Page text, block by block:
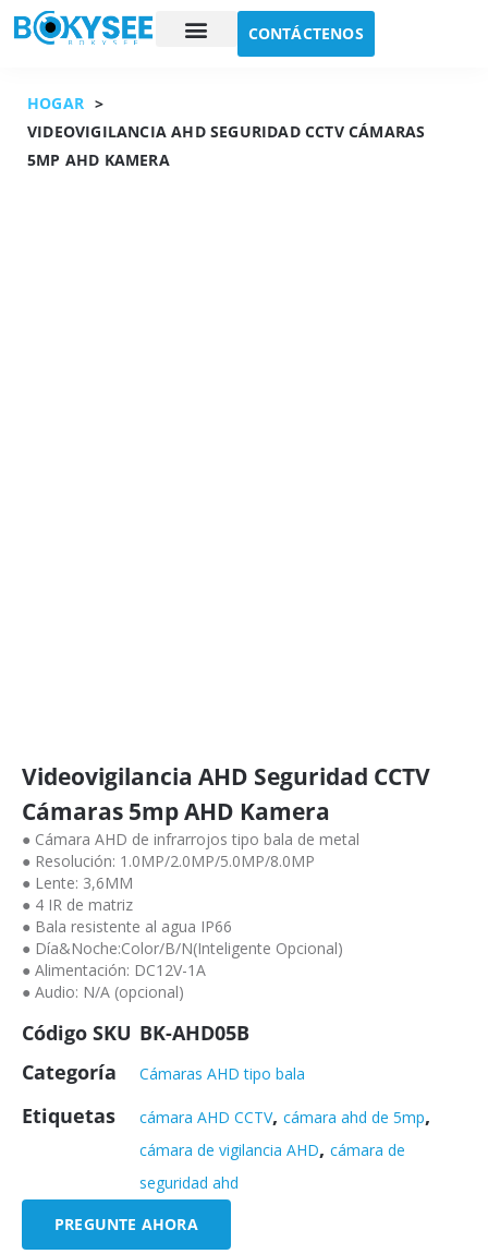
CONTÁCTENOS
HOGAR >
VIDEOVIGILANCIA AHD SEGURIDAD CCTV CÁMARAS
5MP AHD KAMERA
Videovigilancia AHD Seguridad CCTV
Cámaras 5mp AHD Kamera
● Cámara AHD de infrarrojos tipo bala de metal
● Resolución: 1.0MP/2.0MP/5.0MP/8.0MP
● Lente: 3,6MM
● 4 IR de matriz
● Bala resistente al agua IP66
● Día&Noche:Color/B/N(Inteligente Opcional)
● Alimentación: DC12V-1A
● Audio: N/A (opcional)
Código SKU BK-AHD05B
Categoría
Cámaras AHD tipo bala
Etiquetas cámara AHD CCTV, cámara ahd de 5mp,
cámara de vigilancia AHD, cámara de
seguridad ahd
PREGUNTE AHORA